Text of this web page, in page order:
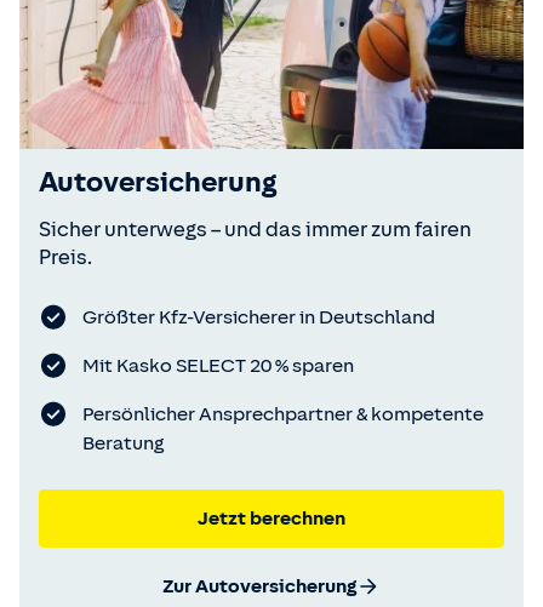
Autoversicherung
Sicher unterwegs – und das immer zum fairen
Preis.
Größter Kfz-Versicherer in Deutschland
Mit Kasko SELECT 20 % sparen
Persönlicher Ansprechpartner & kompetente
Beratung
Jetzt berechnen
Zur Autoversicherung